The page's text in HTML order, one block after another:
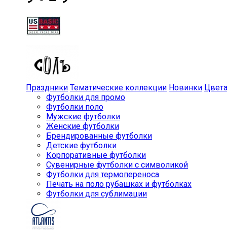
Праздники Тематические коллекции Новинки Цвета
Футболки для промо
Футболки поло
Мужские футболки
Женские футболки
Брендированные футболки
Детские футболки
Корпоративные футболки
Сувенирные футболки с символикой
Футболки для термопереноса
Печать на поло рубашках и футболках
Футболки для сублимации